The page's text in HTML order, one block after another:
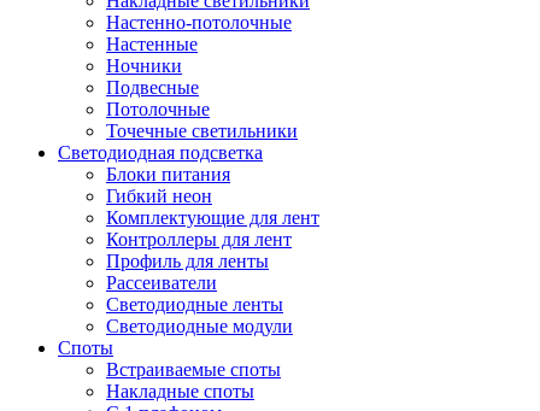
Настенно-потолочные
Настенные
Ночники
Подвесные
Потолочные
Точечные светильники
Светодиодная подсветка
Блоки питания
Гибкий неон
Комплектующие для лент
Контроллеры для лент
Профиль для ленты
Рассеиватели
Светодиодные ленты
Светодиодные модули
Споты
Встраиваемые споты
Накладные споты